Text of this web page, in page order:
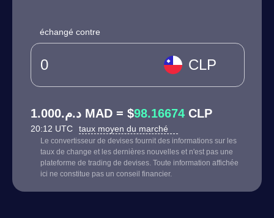
échangé contre
CLP
د.م.1.000 MAD = $98.16674 CLP
20:12 UTC taux moyen du marché
Le convertisseur de devises fournit des informations sur les
taux de change et les dernières nouvelles et n'est pas une
plateforme de trading de devises. Toute information affichée
ici ne constitue pas un conseil financier.